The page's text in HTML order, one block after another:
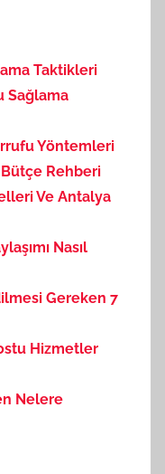
Taktikleri
Sağlama
Yöntemleri
Bütçe Rehberi
Ve Antalya
Nasıl
Gereken 7
Hizmetler
Nelere